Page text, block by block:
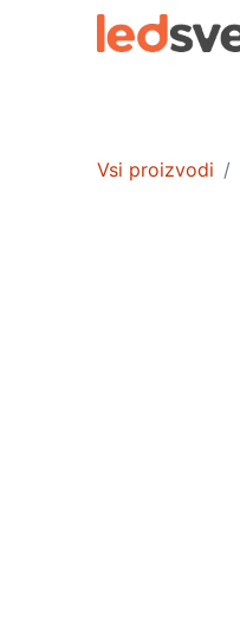
Vsi proizvodi